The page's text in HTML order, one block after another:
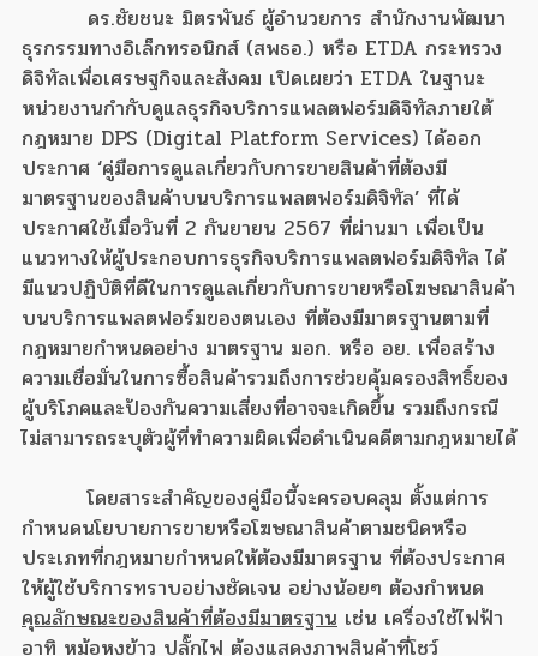
ดร.ชัยชนะ มิตรพันธ์ ผู้อำนวยการ สำนักงานพัฒนา
ธุรกรรมทางอิเล็กทรอนิกส์ (สพธอ.) หรือ ETDA กระทรวง
ดิจิทัลเพื่อเศรษฐกิจและสังคม เปิดเผยว่า ETDA ในฐานะ
หน่วยงานกำกับดูแลธุรกิจบริการแพลตฟอร์มดิจิทัลภายใต้
กฎหมาย DPS (Digital Platform Services) ได้ออก
ประกาศ ‘คู่มือการดูแลเกี่ยวกับการขายสินค้าที่ต้องมี
มาตรฐานของสินค้าบนบริการแพลตฟอร์มดิจิทัล’ ที่ได้
ประกาศใช้เมื่อวันที่ 2 กันยายน 2567 ที่ผ่านมา เพื่อเป็น
แนวทางให้ผู้ประกอบการธุรกิจบริการแพลตฟอร์มดิจิทัล ได้
มีแนวปฏิบัติที่ดีในการดูแลเกี่ยวกับการขายหรือโฆษณาสินค้า
บนบริการแพลตฟอร์มของตนเอง ที่ต้องมีมาตรฐานตามที่
กฎหมายกำหนดอย่าง มาตรฐาน มอก. หรือ อย. เพื่อสร้าง
ความเชื่อมั่นในการซื้อสินค้ารวมถึงการช่วยคุ้มครองสิทธิ์ของ
ผู้บริโภคและป้องกันความเสี่ยงที่อาจจะเกิดขึ้น รวมถึงกรณี
ไม่สามารถระบุตัวผู้ที่ทำความผิดเพื่อดำเนินคดีตามกฎหมายได้
โดยสาระสำคัญของคู่มือนี้จะครอบคลุม ตั้งแต่การ
กำหนดนโยบายการขายหรือโฆษณาสินค้าตามชนิดหรือ
ประเภทที่กฎหมายกำหนดให้ต้องมีมาตรฐาน ที่ต้องประกาศ
ให้ผู้ใช้บริการทราบอย่างชัดเจน อย่างน้อยๆ ต้องกำหนด
คุณลักษณะของสินค้าที่ต้องมีมาตรฐาน เช่น เครื่องใช้ไฟฟ้า
อาทิ หม้อหุงข้าว ปลั๊กไฟ ต้องแสดงภาพสินค้าที่โชว์